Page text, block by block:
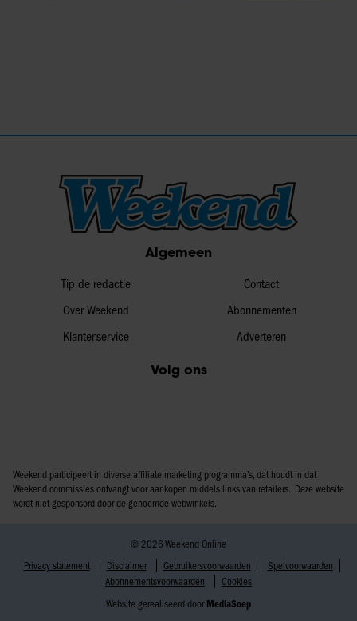
Algemeen
Tip de redactie
Over Weekend
Klantenservice
Contact
Abonnementen
Adverteren
Volg ons
Weekend participeert in diverse affiliate marketing programma’s, dat houdt in dat
Weekend commissies ontvangt voor aankopen middels links van retailers. Deze website
wordt niet gesponsord door de genoemde webwinkels.
© 2026 Weekend Online
Privacy statement
Disclaimer Gebruikersvoorwaarden
Spelvoorwaarden
Abonnementsvoorwaarden
Cookies
Website gerealiseerd door MediaSoep